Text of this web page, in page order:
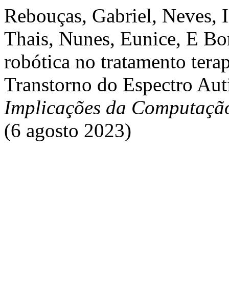
Rebouças, Gabriel,
Thais, Nunes, Eunice, E
robótica no tratamento
Transtorno do Espectro
Implicações da
(6 agosto 2023)